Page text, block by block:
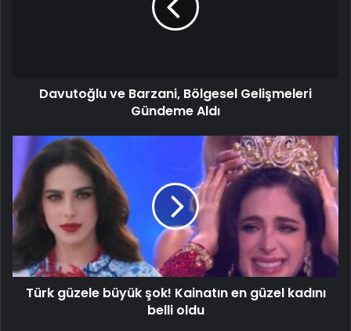
Davutoğlu ve Barzani, Bölgesel Gelişmeleri
Gündeme Aldı
Türk güzele büyük şok! Kainatın en güzel kadını
belli oldu